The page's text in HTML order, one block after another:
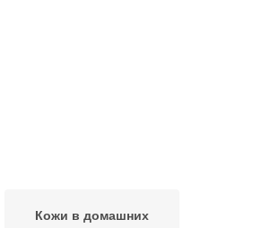
Кожи в домашних